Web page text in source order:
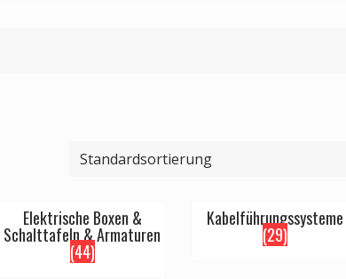
Elektrische Boxen &
Schalttafeln & Armaturen
(44)
Kabelführungssysteme
(29)